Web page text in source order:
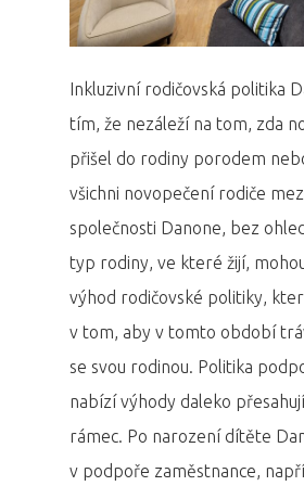
Inkluzivní rodičovská politika
tím, že nezáleží na tom, zda
přišel do rodiny porodem
všichni novopečení rodiče
společnosti Danone, bez
typ rodiny, ve které žijí,
výhod rodičovské politiky,
v tom, aby v tomto období
se svou rodinou. Politika
nabízí výhody daleko
rámec. Po narození dítěte
v podpoře zaměstnance,